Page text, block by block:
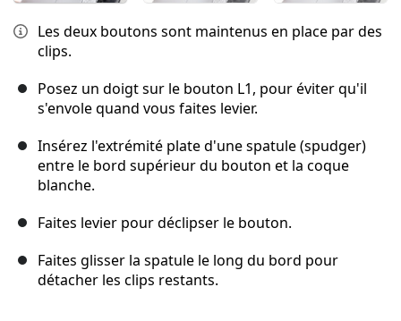
Les deux boutons sont maintenus en place par des
clips.
Posez un doigt sur le bouton L1, pour éviter qu'il
s'envole quand vous faites levier.
Insérez l'extrémité plate d'une spatule (spudger)
entre le bord supérieur du bouton et la coque
blanche.
Faites levier pour déclipser le bouton.
Faites glisser la spatule le long du bord pour
détacher les clips restants.